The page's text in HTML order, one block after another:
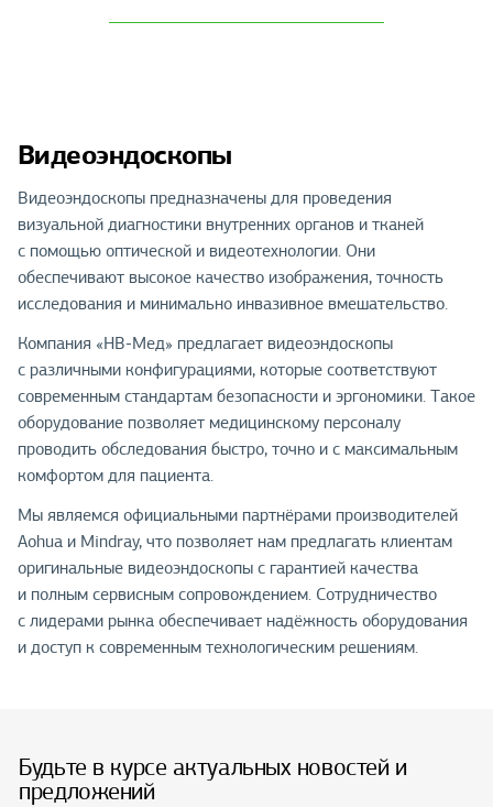
Видеоэндоскопы
Видеоэндоскопы предназначены для проведения
визуальной диагностики внутренних органов и тканей
с помощью оптической и видеотехнологии. Они
обеспечивают высокое качество изображения, точность
исследования и минимально инвазивное вмешательство.
Компания «НВ-Мед» предлагает видеоэндоскопы
с различными конфигурациями, которые соответствуют
современным стандартам безопасности и эргономики. Такое
оборудование позволяет медицинскому персоналу
проводить обследования быстро, точно и с максимальным
комфортом для пациента.
Мы являемся официальными партнёрами производителей
Aohua и Mindray, что позволяет нам предлагать клиентам
оригинальные видеоэндоскопы с гарантией качества
и полным сервисным сопровождением. Сотрудничество
с лидерами рынка обеспечивает надёжность оборудования
и доступ к современным технологическим решениям.
Будьте в курсе актуальных новостей и
предложений